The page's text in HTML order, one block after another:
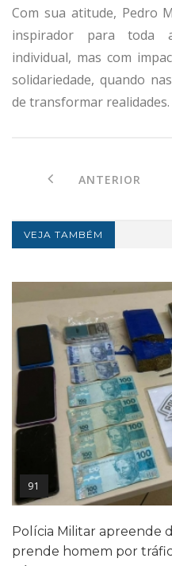
Com sua atitude, Pedro
inspirador para toda
individual, mas com
solidariedade, quando
de transformar realidades.
ANTERIOR
VEJA TAMBÉM
91
Polícia Militar apreende
prende homem por